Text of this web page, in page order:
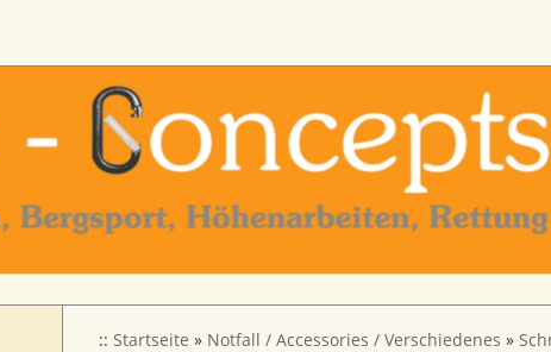
:: Startseite » Notfall / Accessories / Verschiedenes »